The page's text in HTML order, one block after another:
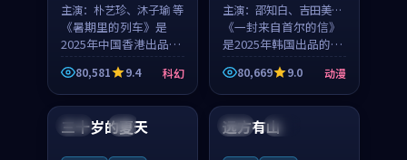
主演： 朴艺珍、沐子瑜 等
《暑期里的列车》是
2025年中国香港出品的
科幻新作，主创团队希
望用城市夜归人的故事
让观众停下来想一想。
朴艺珍领衔，沐子瑜担
任重要角色，郑书延的
80,581 9.4 科幻
主演： 邵知白、吉田美琴
等
《一封来自首尔的信》
是2025年韩国出品的动
漫新作，主创团队希望
用高考往事的故事让观
众停下来想一想。邵知
重要角色，谢承南的
80,669 9.0 动漫
法国 4K
三十岁的夏天 法国 独播
远方有山